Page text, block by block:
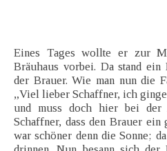
Eines Tages wollte er zur
Bräuhaus vorbei. Da stand
der Brauer. Wie man nun die
„Viel lieber Schaffner, ich
und muss doch hier bei der
Schaffner, dass den Brauer ein
war schöner denn die Sonne;